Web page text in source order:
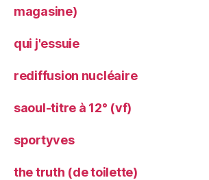
magasine)
qui j'essuie
rediffusion nucléaire
saoul-titre à 12° (vf)
sportyves
the truth (de toilette)